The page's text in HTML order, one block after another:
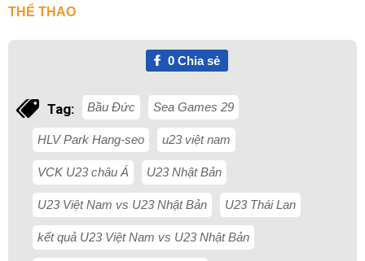
THỂ THAO
0Chia sẻ
Tag: Bầu Đức Sea Games 29
HLV Park Hang-seo u23 việt nam
VCK U23 châu Á U23 Nhật Bản
U23 Việt Nam vs U23 Nhật Bản U23 Thái Lan
kết quả U23 Việt Nam vs U23 Nhật Bản